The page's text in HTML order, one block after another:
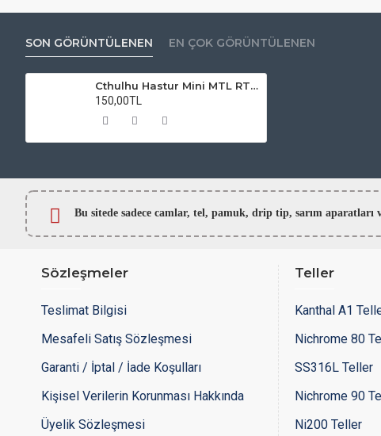
SON GÖRÜNTÜLENEN EN ÇOK GÖRÜNTÜLENEN
Cthulhu Hastur Mini MTL RTA Atomizer Camı
150,00TL
Bu sitede sadece camlar, tel, pamuk, drip tip, sarım
Sözleşmeler
Teslimat Bilgisi
Mesafeli Satış Sözleşmesi
Garanti / İptal / İade Koşulları
Kişisel Verilerin Korunması Hakkında
Üyelik Sözleşmesi
Teller
Kanthal A1
Nichrome 80
SS316L Teller
Nichrome 90
Ni200 Teller